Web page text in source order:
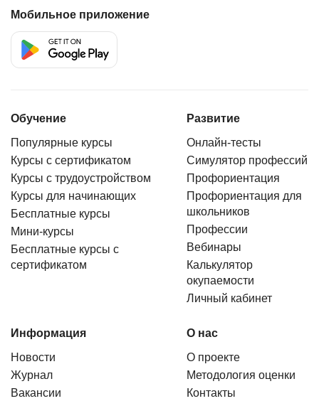
Мобильное приложение
Обучение
Популярные курсы
Курсы с сертификатом
Курсы с трудоустройством
Курсы для начинающих
Бесплатные курсы
Мини-курсы
Бесплатные курсы с
сертификатом
Развитие
Онлайн-тесты
Симулятор профессий
Профориентация
Профориентация для
школьников
Профессии
Вебинары
Калькулятор
окупаемости
Личный кабинет
Информация
Новости
Журнал
Вакансии
О нас
О проекте
Методология оценки
Контакты